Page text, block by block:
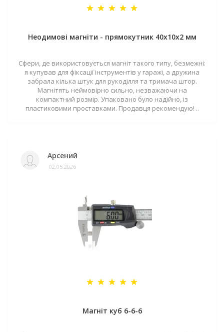
Неодимові магніти - прямокутник 40x10x2 мм
Сфери, де використовується магніт такого типу, безмежні:
я купував для фіксації інструментів у гаражі, а дружина
забрала кілька штук для рукоділля та тримача штор.
Магнітять неймовірно сильно, незважаючи на
компактний розмір. Упаковано було надійно, із
пластиковими проставками. Продавця рекомендую! ..
Арсений
02.05.2026
Магніт куб 6-6-6